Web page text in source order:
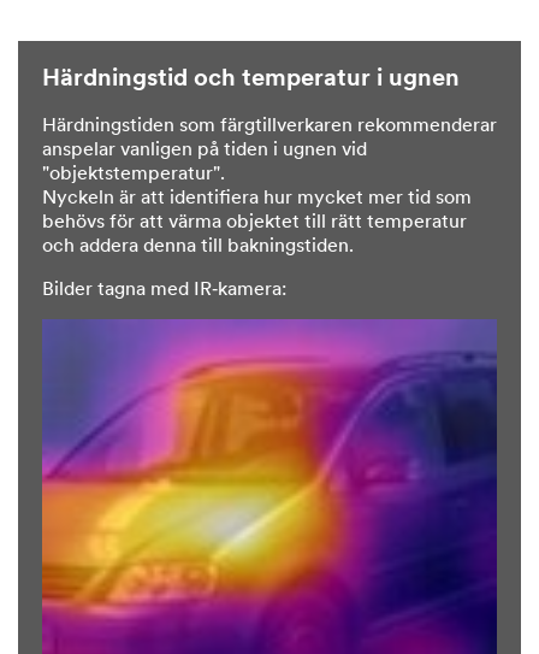
Härdningstid och temperatur i ugnen
Härdningstiden som färgtillverkaren rekommenderar
anspelar vanligen på tiden i ugnen vid
"objektstemperatur".
Nyckeln är att identifiera hur mycket mer tid som
behövs för att värma objektet till rätt temperatur
och addera denna till bakningstiden.
Bilder tagna med IR‑kamera: